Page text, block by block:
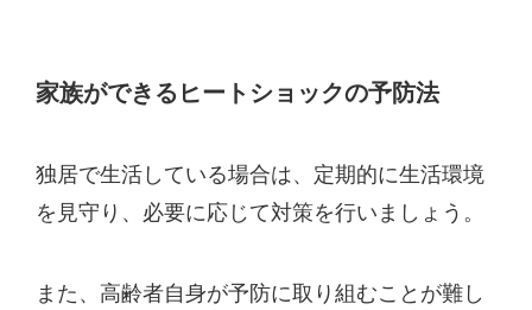
家族ができるヒートショックの予防法
独居で生活している場合は、定期的に生活環境
を見守り、必要に応じて対策を行いましょう。
また、高齢者自身が予防に取り組むことが難し